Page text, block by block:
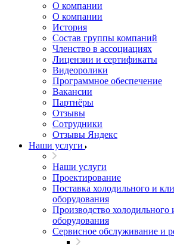
О компании
О компании
История
Состав группы компаний
Членство в ассоциациях
Лицензии и сертификаты
Видеоролики
Программное обеспечение
Вакансии
Партнёры
Отзывы
Сотрудники
Отзывы Яндекс
Наши услуги
Наши услуги
Проектирование
Поставка холодильного и
оборудования
Производство холодильного
оборудования
Сервисное обслуживание и